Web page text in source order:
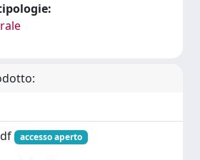
accesso aperto